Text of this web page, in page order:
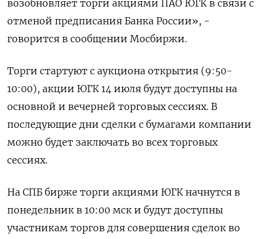
возобновляет торги акциями ПАО ЮГК в связи с
отменой предписания Банка России», -
говорится в сообщении Мосбиржи.
Торги стартуют с аукциона открытия (9:50-
10:00), акции ЮГК 14 июля будут доступны на
основной и вечерней торговых сессиях. В
последующие дни сделки с бумагами компании
можно будет заключать во всех торговых
сессиях.
На СПБ бирже торги акциями ЮГК начнутся в
понедельник в 10:00 мск и будут доступны
участникам торгов для совершения сделок во